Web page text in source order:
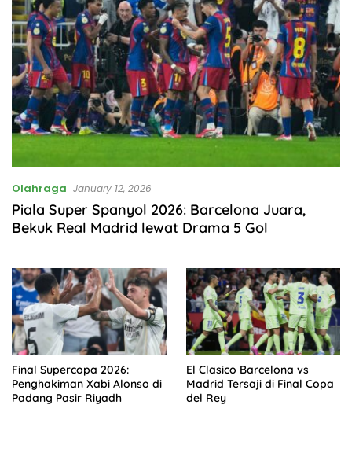
Olahraga January 12, 2026
Piala Super Spanyol 2026: Barcelona Juara,
Bekuk Real Madrid lewat Drama 5 Gol
Final Supercopa 2026:
Penghakiman Xabi Alonso di
Padang Pasir Riyadh
El Clasico Barcelona vs
Madrid Tersaji di Final Copa
del Rey